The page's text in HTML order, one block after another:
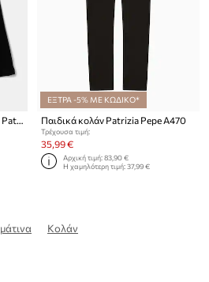
ΕΞΤΡΑ -5% ΜΕ ΚΩΔΙΚΟ*
Παιδικά κολάν Patrizia Pepe A470
Τρέχουσα τιμή:
35,99 €
Αρχική τιμή:83,90 €
Η χαμηλότερη τιμή:37,99 €
Κολάν